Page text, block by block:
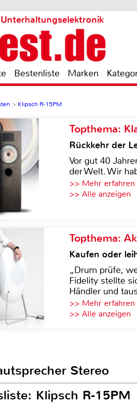
Bestenliste Marken
> Klipsch R-15PM
Topthema:
Rückkehr der
Vor gut 40
der Welt. Wir
>> Mehr erfahren
>> Alle anzeigen
Topthema:
Kaufen oder
„Drum prüfe,
Fidelity stellte
Händler und
>> Mehr erfahren
>> Alle anzeigen
Stereo
Klipsch R-15PM